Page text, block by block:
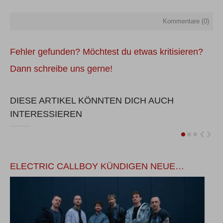
Kommentare (0)
Fehler gefunden? Möchtest du etwas kritisieren?
Dann schreibe uns gerne!
DIESE ARTIKEL KÖNNTEN DICH AUCH
INTERESSIEREN
ELECTRIC CALLBOY KÜNDIGEN NEUE…